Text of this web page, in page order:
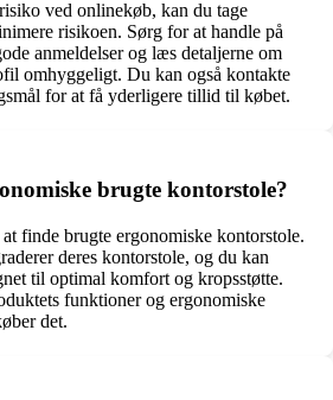
ved onlinekøb, kan du tage
risikoen. Sørg for at handle på
anmeldelser og læs detaljerne om
omhyggeligt. Du kan også kontakte
for at få yderligere tillid til købet.
brugte kontorstole?
finde brugte ergonomiske kontorstole.
deres kontorstole, og du kan
til optimal komfort og kropsstøtte.
funktioner og ergonomiske
det.